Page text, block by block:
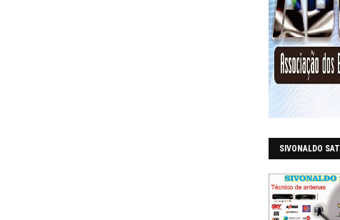
SIVONALDO SAT